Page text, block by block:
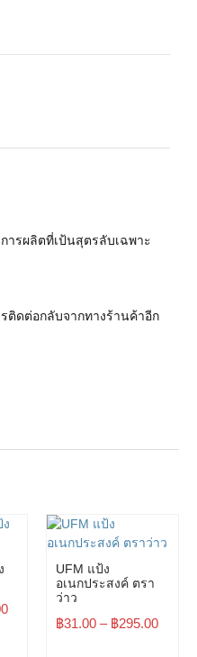
รผลิตที่เป้นสุตรลับเฉพาะ
ติดต่อกลับจากทางร้านค้าอีก
UFM แป้ง
อเนกประสงค์ ตรา
ว่าว
฿31.00 – ฿295.00